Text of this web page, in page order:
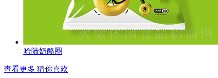
哈陆奶酪圈
查看更多 猜你喜欢